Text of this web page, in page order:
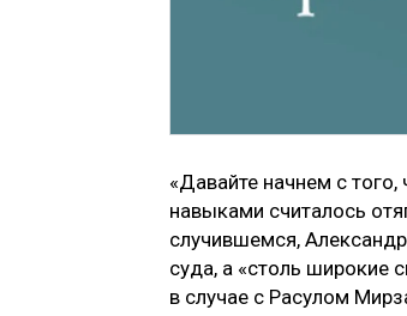
«Давайте начнем с
навыками считалось
случившемся,
суда, а «столь широкие
в случае с Расулом